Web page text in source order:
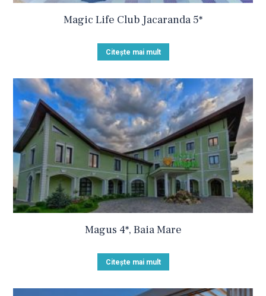
Magic Life Club Jacaranda 5*
Citește mai mult
Magus 4*, Baia Mare
Citește mai mult